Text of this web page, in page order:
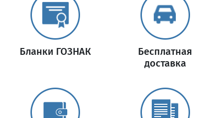
Бланки ГОЗНАК
Бесплатная
доставка